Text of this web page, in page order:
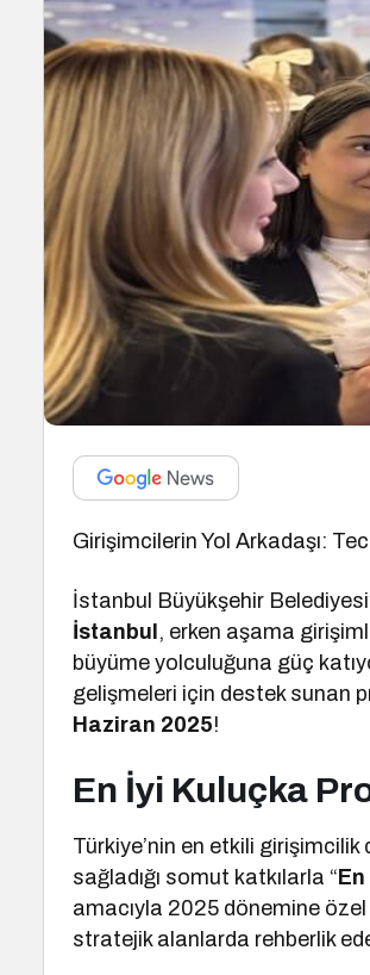
Girişimcilerin Yol Arkadaşı:
İstanbul Büyükşehir
İstanbul, erken aşama
büyüme yolculuğuna güç
gelişmeleri için destek sunan
Haziran 2025!
En İyi Kuluçka
Türkiye’nin en etkili
sağladığı somut katkılarla “
amacıyla 2025 dönemine özel
stratejik alanlarda rehberlik